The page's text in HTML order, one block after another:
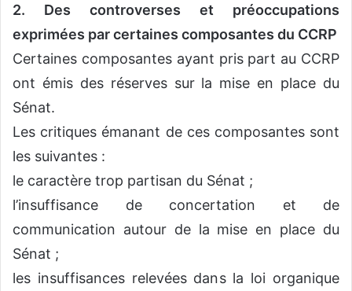
2. Des controverses et préoccupations
exprimées par certaines composantes du CCRP
Certaines composantes ayant pris part au CCRP
ont émis des réserves sur la mise en place du
Sénat.
Les critiques émanant de ces composantes sont
les suivantes :
le caractère trop partisan du Sénat ;
l’insuffisance de concertation et de
communication autour de la mise en place du
Sénat ;
les insuffisances relevées dans la loi organique